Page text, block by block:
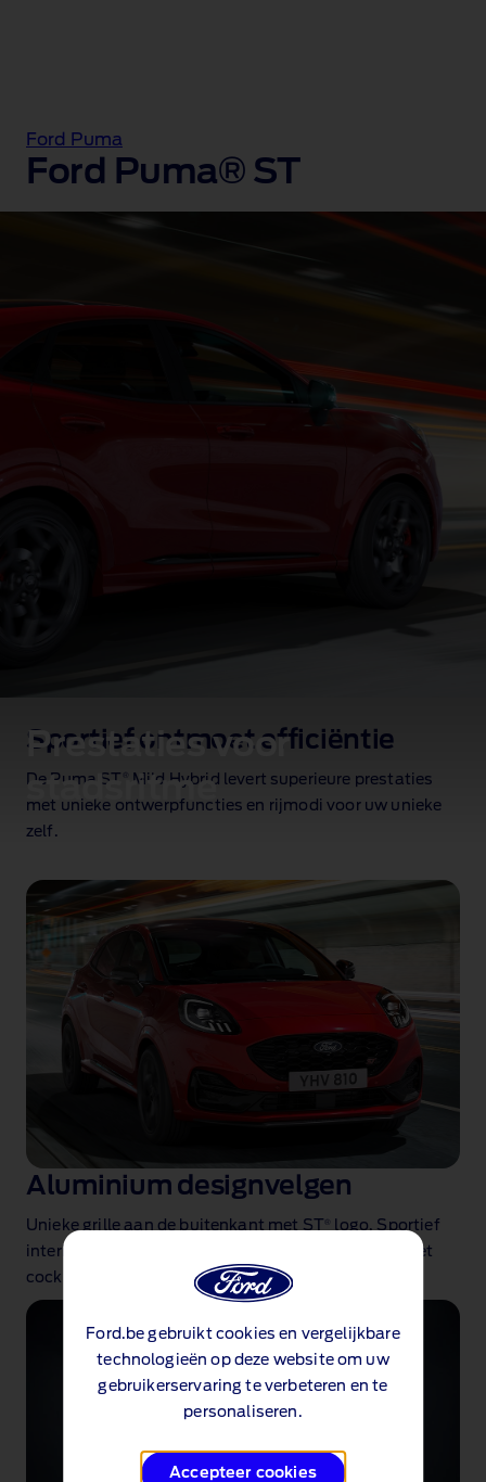
Ford.be gebruikt cookies en vergelijkbare
technologieën op deze website om uw
gebruikerservaring te verbeteren en te
personaliseren.
Accepteer cookies
Ford Puma
Ford Puma® ST
Prestaties voor
stadsritme
Sportief ontmoet efficiëntie
De Puma ST
Mild Hybrid levert superieure prestaties
met unieke ontwerpfuncties en rijmodi voor uw unieke
zelf.
Aluminium designvelgen
Unieke grille aan de buitenkant met ST
logo. Sportief
interieur met performance stoelen en dashboard met
cockpitgevoel.